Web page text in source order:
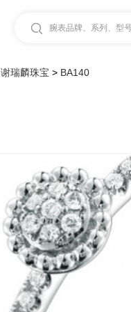
腕表品牌、系列、型
谢瑞麟珠宝 > BA140